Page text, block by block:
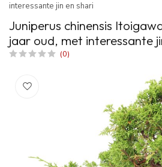
interessante jin en shari
Juniperus chinensis
jaar oud, met interessante
(0)